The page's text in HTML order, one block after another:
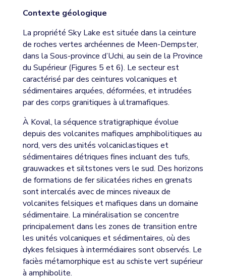
Contexte géologique
La propriété Sky Lake est située dans la ceinture
de roches vertes archéennes de Meen-Dempster,
dans la Sous-province d’Uchi, au sein de la Province
du Supérieur (Figures 5 et 6). Le secteur est
caractérisé par des ceintures volcaniques et
sédimentaires arquées, déformées, et intrudées
par des corps granitiques à ultramafiques.
À Koval, la séquence stratigraphique évolue
depuis des volcanites mafiques amphibolitiques au
nord, vers des unités volcaniclastiques et
sédimentaires détriques fines incluant des tufs,
grauwackes et siltstones vers le sud. Des horizons
de formations de fer silicatées riches en grenats
sont intercalés avec de minces niveaux de
volcanites felsiques et mafiques dans un domaine
sédimentaire. La minéralisation se concentre
principalement dans les zones de transition entre
les unités volcaniques et sédimentaires, où des
dykes felsiques à intermédiaires sont observés. Le
faciès métamorphique est au schiste vert supérieur
à amphibolite.